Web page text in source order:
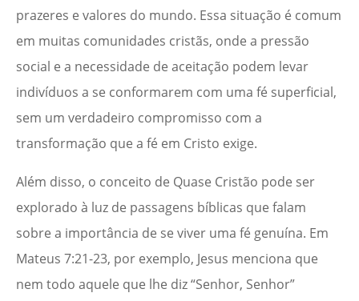
prazeres e valores do mundo. Essa situação é comum
em muitas comunidades cristãs, onde a pressão
social e a necessidade de aceitação podem levar
indivíduos a se conformarem com uma fé superficial,
sem um verdadeiro compromisso com a
transformação que a fé em Cristo exige.
Além disso, o conceito de Quase Cristão pode ser
explorado à luz de passagens bíblicas que falam
sobre a importância de se viver uma fé genuína. Em
Mateus 7:21-23, por exemplo, Jesus menciona que
nem todo aquele que lhe diz “Senhor, Senhor”